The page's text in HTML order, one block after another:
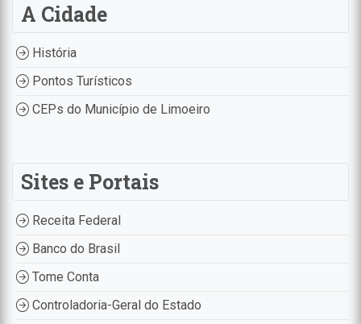
A Cidade
História
Pontos Turísticos
CEPs do Município de Limoeiro
Sites e Portais
Receita Federal
Banco do Brasil
Tome Conta
Controladoria-Geral do Estado